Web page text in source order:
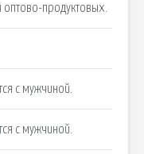
оптово-продуктовых.
с мужчиной.
с мужчиной.